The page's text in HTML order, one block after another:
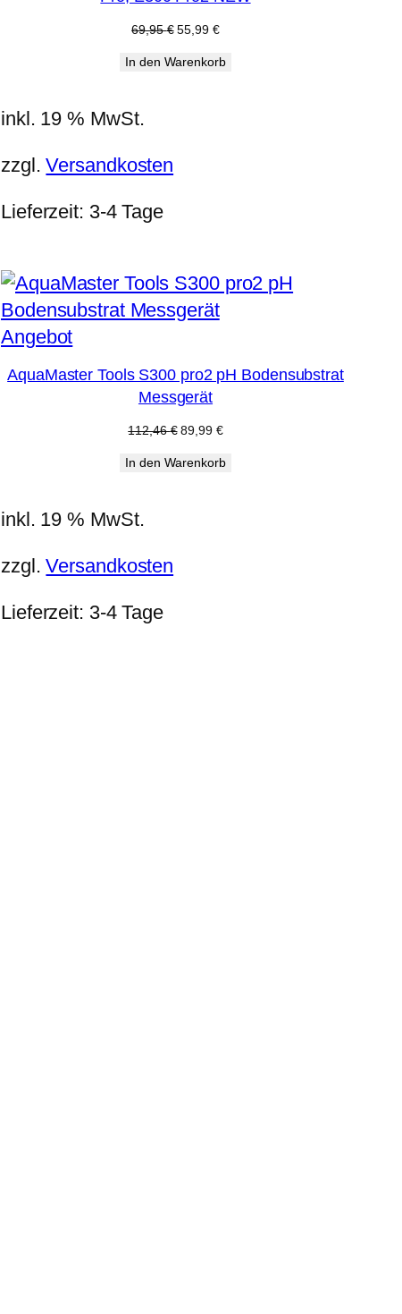
69,95€ Ursprünglicher
war:
55,99 €Aktueller
ist:
In den Warenkorb
inkl. 19 % MwSt.
zzgl.Versandkosten
Lieferzeit: 3-4 Tage
AngebotProdukt
Angebot
AquaMaster Tools S300 pro2 pH Bodensubstrat
Messgerät
112,46€ Ursprünglicher
war:
89,99 €Aktueller
ist:
In den Warenkorb
inkl. 19 % MwSt.
zzgl.Versandkosten
Lieferzeit: 3-4 Tage